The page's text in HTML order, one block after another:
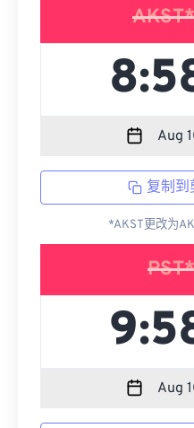
AKST*
复制到
*AKST更改为
PST*